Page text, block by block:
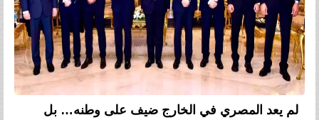
لم يعد المصري في الخارج ضيف على وطنه… بل